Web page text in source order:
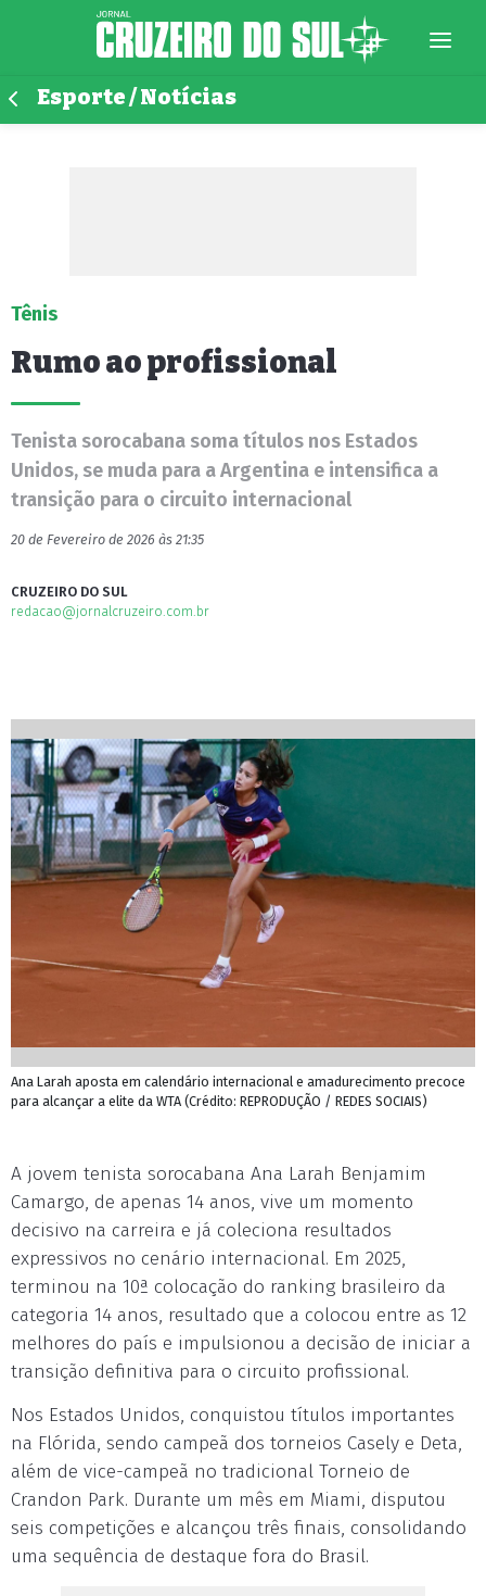
Esporte / Notícias
Tênis
Rumo ao profissional
Tenista sorocabana soma títulos nos Estados
Unidos, se muda para a Argentina e intensifica a
transição para o circuito internacional
20 de Fevereiro de 2026 às 21:35
CRUZEIRO DO SUL
redacao@jornalcruzeiro.com.br
Ana Larah aposta em calendário internacional e amadurecimento precoce
para alcançar a elite da WTA (Crédito: REPRODUÇÃO / REDES SOCIAIS)
A jovem tenista sorocabana Ana Larah Benjamim
Camargo, de apenas 14 anos, vive um momento
decisivo na carreira e já coleciona resultados
expressivos no cenário internacional. Em 2025,
terminou na 10ª colocação do ranking brasileiro da
categoria 14 anos, resultado que a colocou entre as 12
melhores do país e impulsionou a decisão de iniciar a
transição definitiva para o circuito profissional.
Nos Estados Unidos, conquistou títulos importantes
na Flórida, sendo campeã dos torneios Casely e Deta,
além de vice-campeã no tradicional Torneio de
Crandon Park. Durante um mês em Miami, disputou
seis competições e alcançou três finais, consolidando
uma sequência de destaque fora do Brasil.